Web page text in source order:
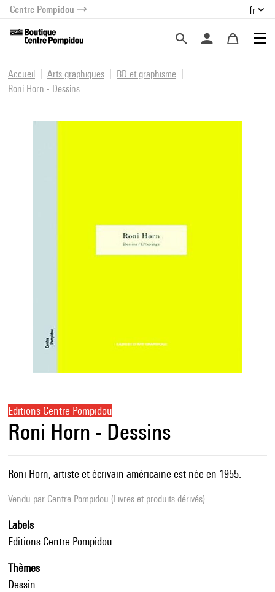
menu
contenu
Centre Pompidou fr
Accueil Arts graphiques
BD et graphisme
Roni Horn - Dessins
Editions Centre Pompidou
Roni Horn - Dessins
Roni Horn, artiste et écrivain américaine est née en 1955.
Vendu par Centre Pompidou (Livres et produits dérivés)
Labels
Editions Centre Pompidou
Thèmes
Dessin